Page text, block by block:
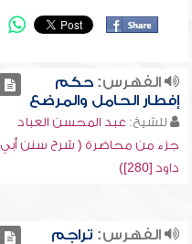
الفهرس:حكم
إفطار الحامل والمرضع
للشيخ: عبد المحسن العباد
جزء من محاضرة ( شرح سنن أبي
داود [280])
الفهرس: تراجم